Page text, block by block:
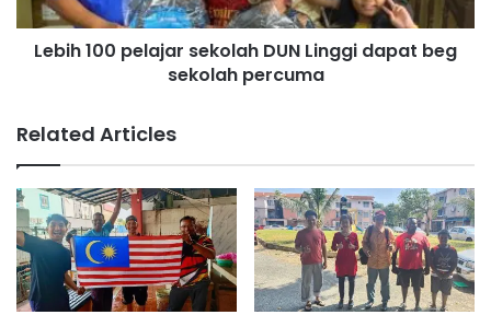
Rantau Rembau Mohamad Hasan
n
t
u
a
n
d
a
r
p
a
r
s
e
k
o
l
a
Lebih 100 pelajar sekolah DUN Linggi dapat beg
sekolah percuma
Related Articles